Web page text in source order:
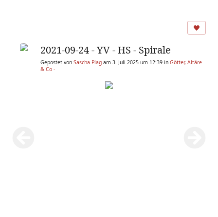
2021-09-24 - YV - HS - Spirale
Gepostet von Sascha Plag am 3. Juli 2025 um 12:39 in Götter, Altäre
& Co -